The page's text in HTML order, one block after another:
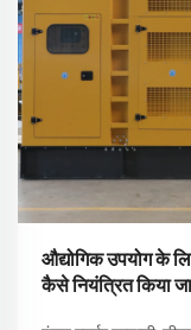
औद्योगिक उपयोग के
कैसे नियंत्रित किया